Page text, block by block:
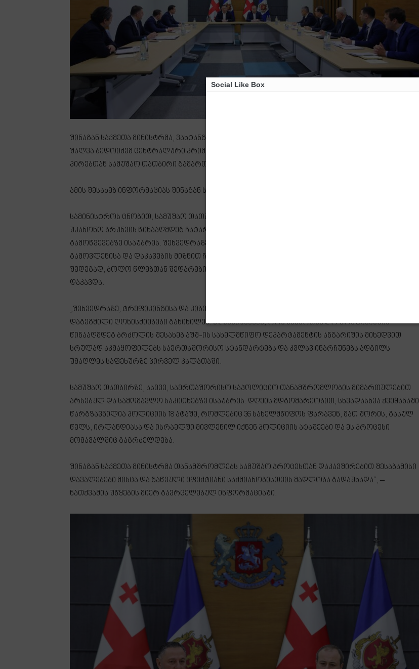
შინაგან საქმეთა მინისტრმა, ვახტანგ გომელაურმა და მინისტრის პირველმა მოადგილემ
შალვა ბედოიძემ ცენტრალური კრიმინალური პოლიციის დეპარტამენტის ხელმძღვანელ
პირებთან სამუშაო თათბირი გამართეს.
ამის შესახებ ინფორმაციას შინაგან საქმეთა სამინისტრო ავრცელებს.
სამინისტროს ცნობით, სამუშაო თათბირზე ორგანიზებული დანაშაულისა და ნარკოტიკების
უკანონო ბრუნვის წინააღმდეგ ჩატარებული ღონისძიებების შედეგებსა და არსებულ
გამოწვევებზე ისაუბრეს. შეხვედრაზე აღინიშნა, რომ გასულ წელს, ნარკორეალიზატორების
გამოვლენისა და დაკავების მიზნით ჩატარებული ოპერატიულ-საგამოძიებო ღონისძიებების
შედეგად, ბოლო წლებთან შედარებით უპრეცედენტო რაოდენობის ნარკორეალიზატორი
დაკავდა.
„შეხვედრაზე, ტრეფიკინგისა და კიბერდანაშაულის წინააღმდეგ განხორციელებული და
დაგეგმილი ღონისძიებები განიხილეს. აღსანიშნავია, რომ საქართველო ტრეფიკინგის
წინააღმდეგ ბრძოლის შესახებ აშშ-ის სახელმწიფო დეპარტამენტის ანგარიშის მიხედვით
სრულად აკმაყოფილებს საერთაშორისო სტანდარტებს და კვლავ ინარჩუნებს ადგილს
უმაღლეს საფეხურზე პირველ კალათაში.
სამუშაო თათბირზე, ასევე, საერთაშორისო საპოლიციო თანამშრომლობის მიმართულებით
არსებულ და სამომავლო საკითხებზე ისაუბრეს. დღეის მდგომარეობით, სხვადასხვა ქვეყანაში
წარგზავნილია პოლიციის 18 ატაშე, რომლებიც 36 სახელმწიფოს ფარავენ, მათ შორის, გასულ
წელს, ირლანდიასა და ისრაელში მივლენილ იქნენ პოლიციის ატაშეები და ეს პროცესი
მომავალშიც გაგრძელდება.
შინაგან საქმეთა მინისტრმა თანამშრომლებს სამუშაო პროცესთან დაკავშირებით შესაბამისი
დავალებები მისცა და გაწეული ეფექტიანი საქმიანობისთვის მადლობა გადაუხადა“, –
ნათქვამია უწყების მიერ გავრცელებულ ინფორმაციაში.
Social Like Box